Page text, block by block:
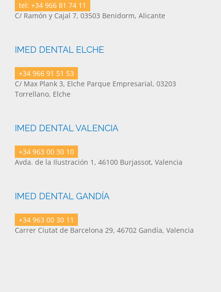
tel: +34 966 81 74 11
C/ Ramón y Cajal 7, 03503 Benidorm, Alicante
IMED DENTAL ELCHE
+34 966 91 51 53
C/ Max Plank 3, Elche Parque Empresarial, 03203
Torrellano, Elche
IMED DENTAL VALENCIA
+34 963 00 30 10
Avda. de la Ilustración 1, 46100 Burjassot, Valencia
IMED DENTAL GANDÍA
+34 963 00 30 11
Carrer Ciutat de Barcelona 29, 46702 Gandía, Valencia